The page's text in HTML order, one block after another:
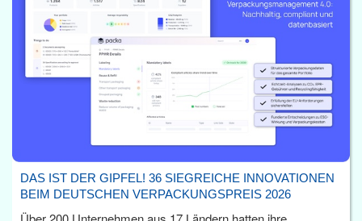
DAS IST DER GIPFEL! 36 SIEGREICHE INNOVATIONEN
BEIM DEUTSCHEN VERPACKUNGSPREIS 2026